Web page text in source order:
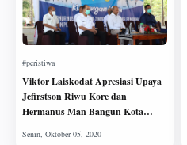
Viktor Laiskodat Apresiasi Upaya
Jefirstson Riwu Kore dan
Hermanus Man Bangun Kota